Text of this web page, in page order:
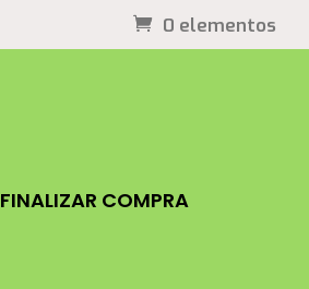
0 elementos
FINALIZAR COMPRA